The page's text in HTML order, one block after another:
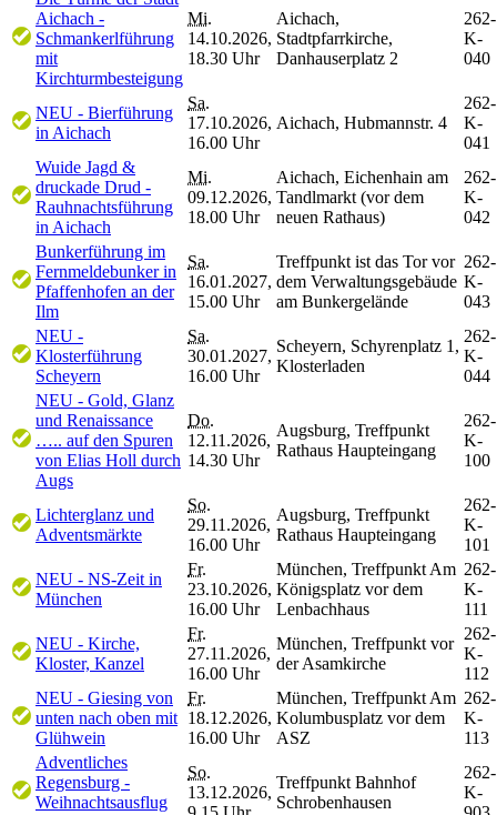
Aichach -
Schmankerlführung
mit
Kirchturmbesteigung
Mi.
14.10.2026,
18.30 Uhr
Aichach,
Stadtpfarrkirche,
Danhauserplatz 2
262-
K-
040
NEU - Bierführung
in Aichach
Sa.
17.10.2026,
16.00 Uhr
Aichach, Hubmannstr. 4
262-
K-
041
Wuide Jagd &
druckade Drud -
Rauhnachtsführung
in Aichach
Mi.
09.12.2026,
18.00 Uhr
Aichach, Eichenhain am
Tandlmarkt (vor dem
neuen Rathaus)
262-
K-
042
Bunkerführung im
Fernmeldebunker in
Pfaffenhofen an der
Ilm
Sa.
16.01.2027,
15.00 Uhr
Treffpunkt ist das Tor vor
dem Verwaltungsgebäude
am Bunkergelände
262-
K-
043
NEU -
Klosterführung
Scheyern
Sa.
30.01.2027,
16.00 Uhr
Scheyern, Schyrenplatz 1,
Klosterladen
262-
K-
044
NEU - Gold, Glanz
und Renaissance
….. auf den Spuren
von Elias Holl durch
Augs
Do.
12.11.2026,
14.30 Uhr
Augsburg, Treffpunkt
Rathaus Haupteingang
262-
K-
100
Lichterglanz und
Adventsmärkte
So.
29.11.2026,
16.00 Uhr
Augsburg, Treffpunkt
Rathaus Haupteingang
262-
K-
101
NEU - NS-Zeit in
München
Fr.
23.10.2026,
16.00 Uhr
München, Treffpunkt Am
Königsplatz vor dem
Lenbachhaus
262-
K-
111
NEU - Kirche,
Kloster, Kanzel
Fr.
27.11.2026,
16.00 Uhr
München, Treffpunkt vor
der Asamkirche
262-
K-
112
NEU - Giesing von
unten nach oben mit
Glühwein
Fr.
18.12.2026,
16.00 Uhr
München, Treffpunkt Am
Kolumbusplatz vor dem
ASZ
262-
K-
113
Adventliches
Regensburg -
Weihnachtsausflug
So.
13.12.2026,
Treffpunkt Bahnhof
Schrobenhausen
262-
K-